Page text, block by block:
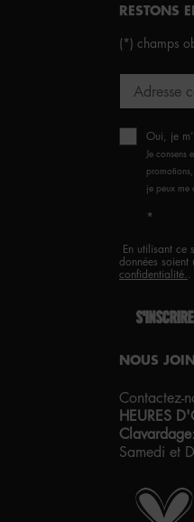
RESTONS
(*) champs
Adresse
Oui, je
Je consens
je peux me
*
En utilisant ce
données soient
confidentialité..
S'INSCRIRE
NOUS
Contactez-
HEURES
Clavardage:
Samedi et